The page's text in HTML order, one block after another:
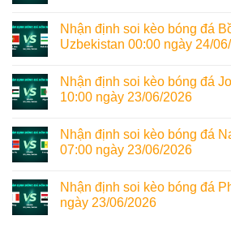
Nhận định soi kèo bóng đá
Uzbekistan 00:00 ngày 24/
Nhận định soi kèo bóng đá
10:00 ngày 23/06/2026
Nhận định soi kèo bóng đá
07:00 ngày 23/06/2026
Nhận định soi kèo bóng đá
ngày 23/06/2026